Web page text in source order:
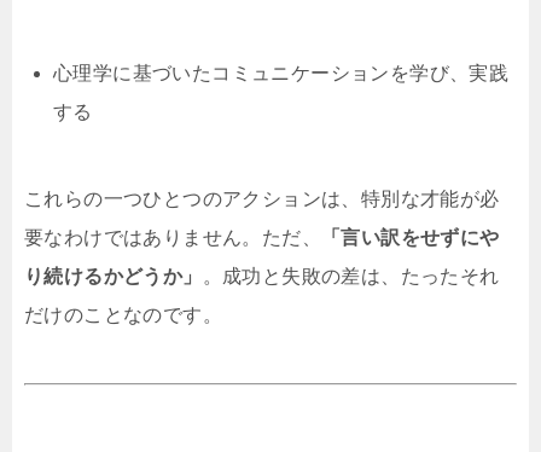
心理学に基づいたコミュニケーションを学び、実践
する
これらの一つひとつのアクションは、特別な才能が必
要なわけではありません。ただ、
「言い訳をせずにや
り続けるかどうか」
。成功と失敗の差は、たったそれ
だけのことなのです。